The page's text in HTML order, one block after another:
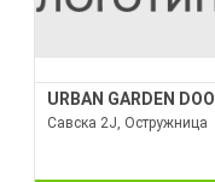
URBAN GARDEN DOO
Савска 2Ј, Остружница